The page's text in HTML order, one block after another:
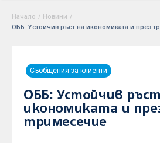
Начало / Новини /
ОББ: Устойчив ръст на икономиката и през
Съобщения за клиенти
ОББ: Устойчив
икономиката и
тримесечие